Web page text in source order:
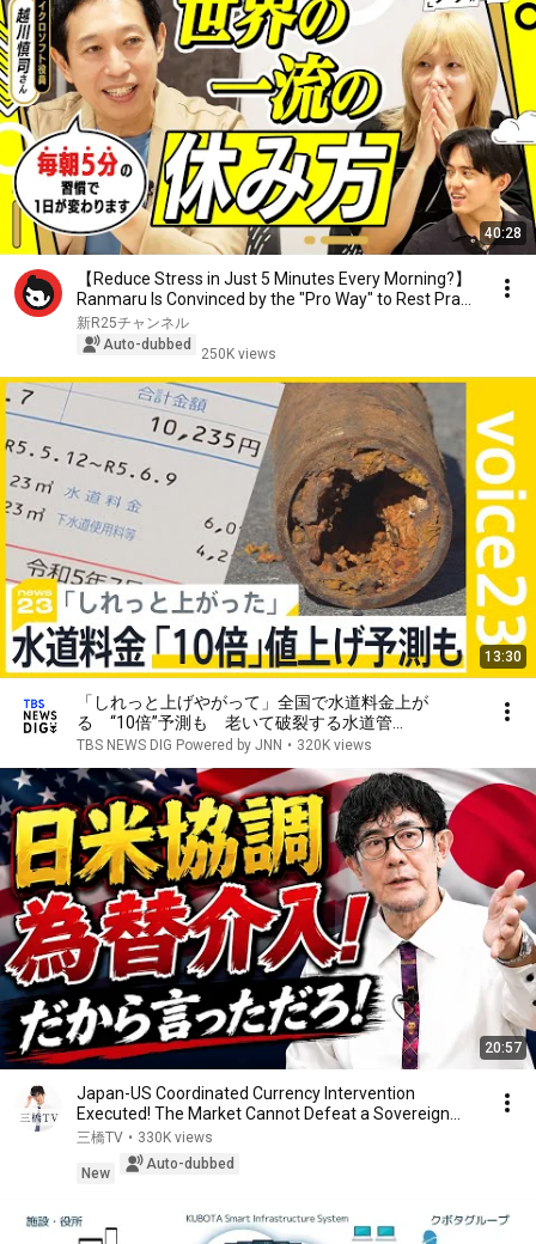
40:28
【Reduce Stress in Just 5 Minutes Every Morning?】
Ranmaru Is Convinced by the "Pro Way" to Rest Pra...
新R25チャンネル
Auto-dubbed
250K views
13:30
「しれっと上げやがって」全国で水道料金上が
る “10倍”予測も 老いて破裂する水道管
【news23】｜TBS NEWS DIG
TBS NEWS DIG Powered by JNN • 320K views
20:57
Japan-US Coordinated Currency Intervention
Executed! The Market Cannot Defeat a Sovereign
Currenc...
三橋TV • 330K views
New
Auto-dubbed